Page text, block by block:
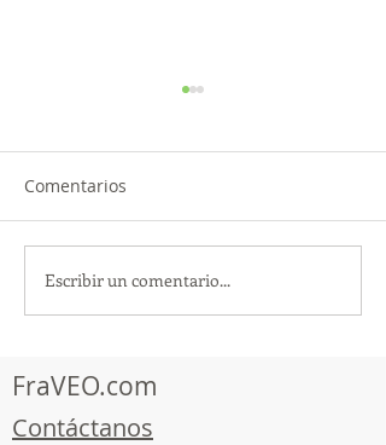
TourTravelynByFraveo
participó en la
Comentarios
Escribir un comentario...
FraVEO.com
Contáctanos